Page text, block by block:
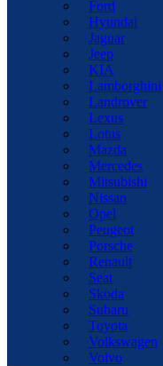
Ford
Hyundai
Jaguar
Jeep
KIA
Lamborghini
Landrover
Lexus
Lotus
Mazda
Mercedes
Mitsubishi
Nissan
Opel
Peugeot
Porsche
Renault
Seat
Skoda
Subaru
Toyota
Volkswagen
Volvo